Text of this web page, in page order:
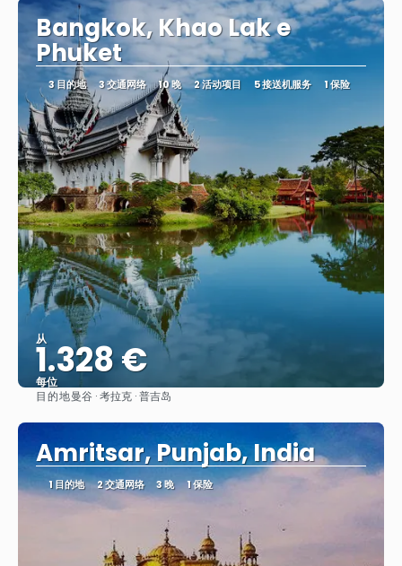
Bangkok, Khao Lak e
Phuket
3 目的地 3 交通网络 10 晚 2 活动项目 5 接送机服务 1 保险
从
1.328 €
每位
目的地曼谷 · 考拉克 · 普吉岛
Amritsar, Punjab, India
1 目的地 2 交通网络 3 晚 1 保险